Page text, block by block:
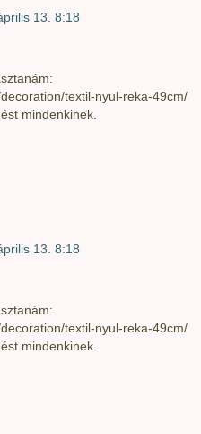
13. 8:18
textil-nyul-reka-49cm/
mindenkinek.
13. 8:18
textil-nyul-reka-49cm/
mindenkinek.